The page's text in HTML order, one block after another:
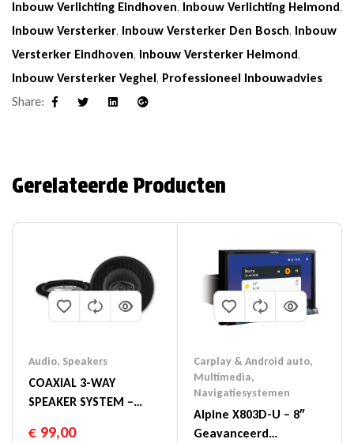
Inbouw Verlichting Eindhoven, Inbouw Verlichting Helmond,
Inbouw Versterker, Inbouw Versterker Den Bosch, Inbouw
Versterker Eindhoven, Inbouw Versterker Helmond,
Inbouw Versterker Veghel, Professioneel Inbouwadvies
Share:
Gerelateerde Producten
Audio, Speakers
COAXIAL 3-WAY
SPEAKER SYSTEM –
€ 99,00
Carplay & Android auto,
Multimedia,
Navigatiesystemen
Alpine X803D-U – 8″
Geavanceerd